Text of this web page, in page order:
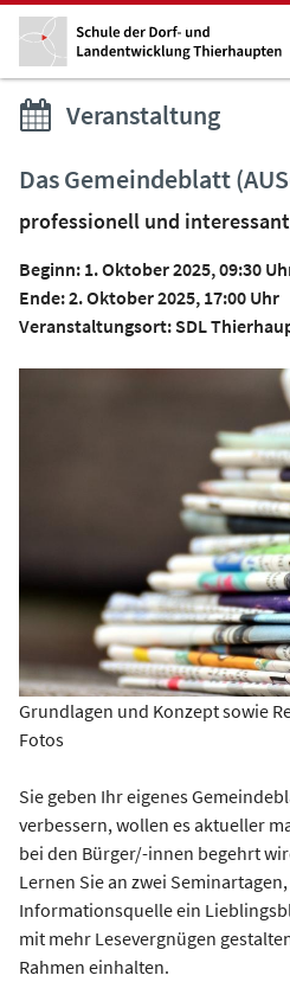
Veranstaltung
Das Gemeindeblatt
professionell und
Beginn: 1. Oktober 2025, 09:30
Ende: 2. Oktober 2025, 17:00 Uhr
Veranstaltungsort: SDL
Grundlagen und Konzept sowie
Fotos
Sie geben Ihr eigenes
verbessern, wollen es aktueller
bei den Bürger/-innen begehrt
Lernen Sie an zwei
Informationsquelle ein
mit mehr Lesevergnügen
Rahmen einhalten.